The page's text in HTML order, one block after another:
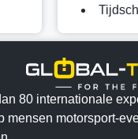
80 internationale
mensen motorsport-